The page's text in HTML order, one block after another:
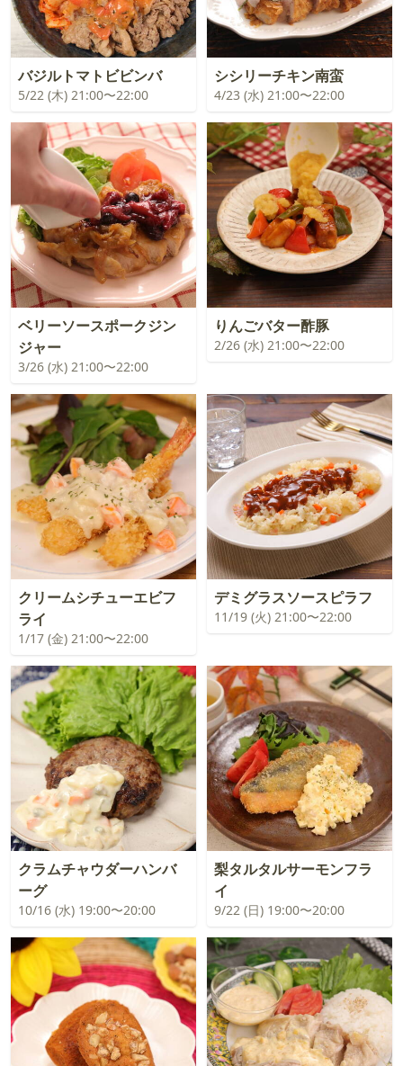
バジルトマトビビンバ
5/22 (木) 21:00〜22:00
シシリーチキン南蛮
4/23 (水) 21:00〜22:00
ベリーソースポークジン
ジャー
3/26 (水) 21:00〜22:00
りんごバター酢豚
2/26 (水) 21:00〜22:00
クリームシチューエビフ
ライ
1/17 (金) 21:00〜22:00
デミグラスソースピラフ
11/19 (火) 21:00〜22:00
クラムチャウダーハンバ
ーグ
10/16 (水) 19:00〜20:00
梨タルタルサーモンフラ
イ
9/22 (日) 19:00〜20:00